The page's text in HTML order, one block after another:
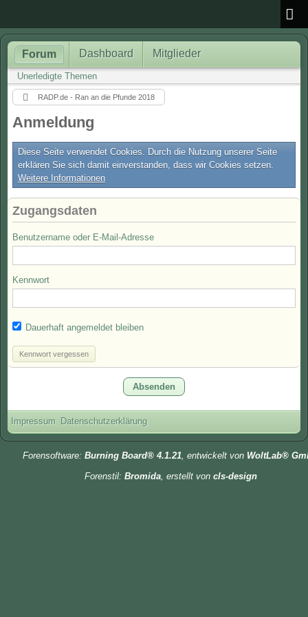
Forum Dashboard Mitglieder
Unerledigte Themen
RADP.de - Ran an die Pfunde 2018
Anmeldung
Diese Seite verwendet Cookies. Durch die Nutzung unserer Seite
erklären Sie sich damit einverstanden, dass wir Cookies setzen.
Weitere Informationen
Zugangsdaten
Benutzername oder E-Mail-Adresse
Kennwort
Dauerhaft angemeldet bleiben
Kennwort vergessen
Impressum Datenschutzerklärung
Forensoftware: Burning Board® 4.1.21, entwickelt von WoltLab®
Forenstil: Bromida, erstellt von cls-design